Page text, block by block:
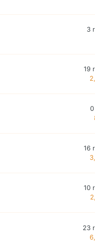
3
19
0
16
10
23